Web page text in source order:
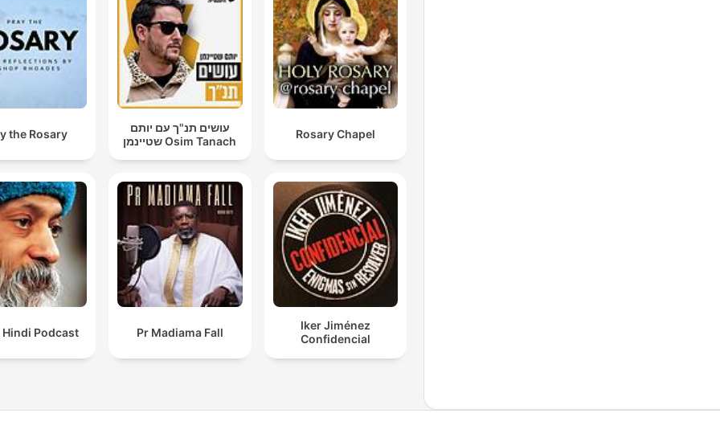
the Rosary
עושים תנ"ך עם יותם
שטיינמן Osim Tanach
Rosary Chapel
Hindi Podcast Pr Madiama Fall
Iker Jiménez
Confidencial